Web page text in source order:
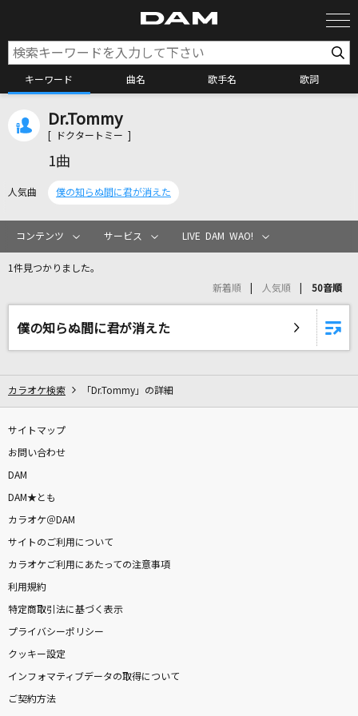
キーワード 曲名 歌手名 歌詞
カラオケリクエスト
リアルタイムで歌われている曲の一覧
My Hair is Bad
[生音]歌うたいのバラッド
[生音]366日
HY
雨とカプチーノ
ヨルシカ
Dr.Tommy
[ ドクタートミー ]
1曲
人気曲 僕の知らぬ間に君が消えた
コンテンツ サービス LIVE DAM WAO!
1件見つかりました。
新着順 人気順 50音順
僕の知らぬ間に君が消えた
カラオケ検索 「Dr.Tommy」の詳細
サイトマップ
お問い合わせ
DAM
DAM★とも
カラオケ＠DAM
サイトのご利用について
カラオケご利用にあたっての注意事項
利用規約
特定商取引法に基づく表示
プライバシーポリシー
クッキー設定
インフォマティブデータの取得について
ご契約方法